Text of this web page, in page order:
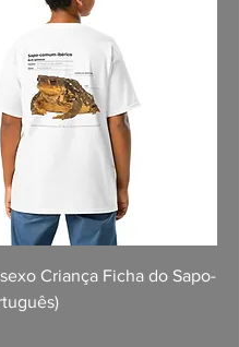
Criança Ficha do Sapo-